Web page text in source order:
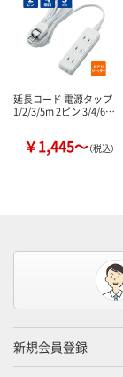
延長コード 電源タップ
1/2/3/5m 2ピン 3/4/6…
￥1,445～（税込）
新規会員登録